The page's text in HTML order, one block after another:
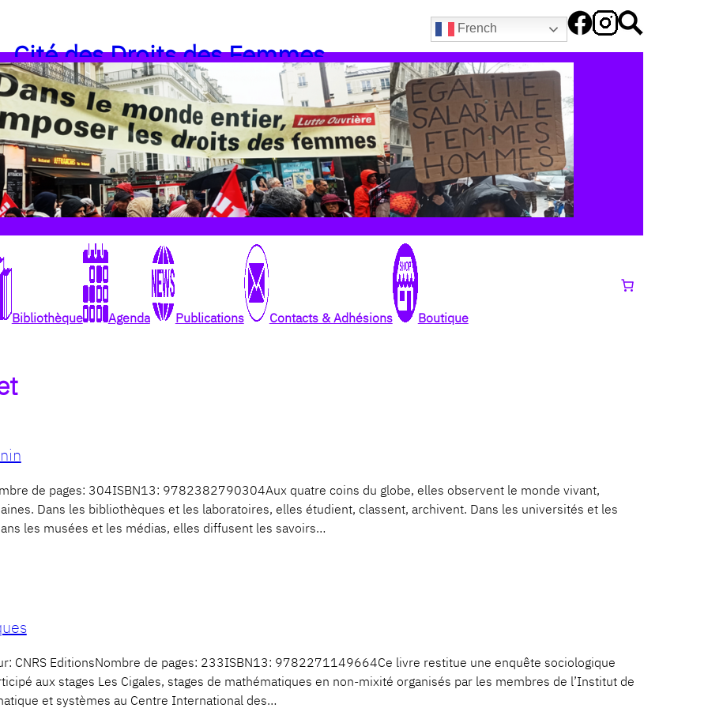
French
Cité des Droits des Femmes
Bibliothèque Agenda Publications Contacts & Adhésions Boutique
de pages: 304ISBN13: 9782382790304Aux quatre coins du globe, elles observent le monde vivant,
Dans les bibliothèques et les laboratoires, elles étudient, classent, archivent. Dans les universités et les
les musées et les médias, elles diffusent les savoirs…
CNRS EditionsNombre de pages: 233ISBN13: 9782271149664Ce livre restitue une enquête sociologique
aux stages Les Cigales, stages de mathématiques en non-mixité organisés par les membres de l’Institut de
et systèmes au Centre International des…